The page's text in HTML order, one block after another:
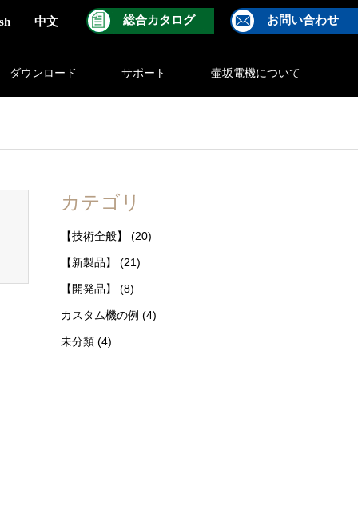
中文 総合カタログ お問い合わせ
ダウンロード サポート 壷坂電機について
カテゴリ
【技術全般】 (20)
【新製品】 (21)
【開発品】 (8)
カスタム機の例 (4)
未分類 (4)